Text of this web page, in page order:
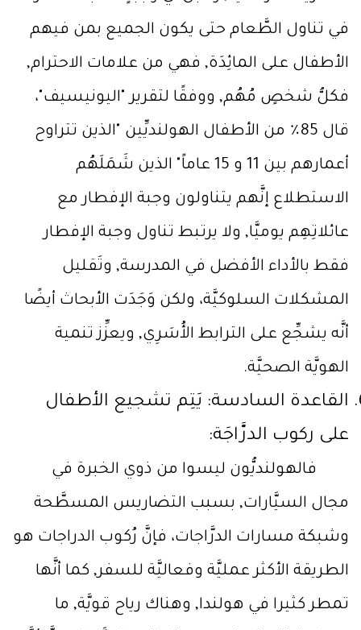
في تناول الطَّعام حتى يكون الجميع بمن فيهم
الأطفال على المائِدَة, فهي من علامات الاحترام,
فكلُّ شخصٍ مُهُم, ووفقًا لتقرير "اليونيسيف"،
قال 85٪ من الأطفال الهولنديِّين "الذين تتراوح
أعمارهم بين 11 و 15 عاماً" الذين شَمَلَهُم
الاستطلاع إنَّهم يتناولون وجبة الإفطار مع
عائلاتِهِم يوميَّا, ولا يرتبط تناول وجبة الإفطار
فقط بالأداء الأفضل في المدرسة, وتَقليل
المشكلات السلوكيَّة، ولكن وَجَدَت الأبحاث أيضًا
أنَّه يشجِّع على الترابط الأُسَرِي, ويعزِّز تنمية
الهويَّة الصحيَّة.
القاعدة السادسة: يَتِم تشجيع الأطفال
على ركوب الدرَّاجَة:
فالهولنديُّون ليسوا من ذوي الخبرة في
مجال السيَّارات, بسبب التضاريس المسطَّحة
وشبكة مسارات الدرَّاجات، فإنَّ رُكوب الدراجات هو
الطريقة الأكثر عمليَّة وفعاليَّة للسفر, كما أنَّها
تمطر كثيرا في هولندا, وهناك رياح قويَّة, ما